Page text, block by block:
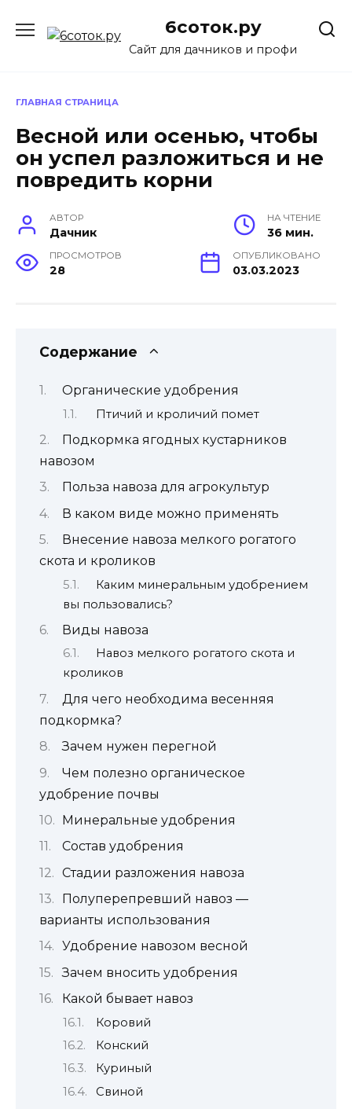
содержанию
6соток.ру
Сайт для дачников и профи
ГЛАВНАЯ СТРАНИЦА
Весной или осенью, чтобы
он успел разложиться и не
повредить корни
АВТОР
Дачник
НА ЧТЕНИЕ
36 мин.
ПРОСМОТРОВ
28
ОПУБЛИКОВАНО
03.03.2023
Содержание
Органические удобрения
Птичий и кроличий помет
Подкормка ягодных кустарников
навозом
Польза навоза для агрокультур
В каком виде можно применять
Внесение навоза мелкого рогатого
скота и кроликов
Каким минеральным удобрением
вы пользовались?
Виды навоза
Навоз мелкого рогатого скота и
кроликов
Для чего необходима весенняя
подкормка?
Зачем нужен перегной
Чем полезно органическое
удобрение почвы
Минеральные удобрения
Состав удобрения
Стадии разложения навоза
Полуперепревший навоз —
варианты использования
Удобрение навозом весной
Зачем вносить удобрения
Какой бывает навоз
Коровий
Конский
Куриный
Свиной